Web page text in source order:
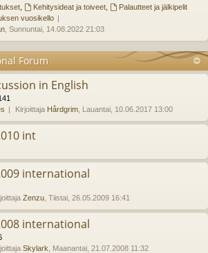
, Kehitysideat ja toiveet,
Palautteet ja jälkipelit
vuosikello
, Sunnuntai, 14.08.2022 21:03
Forum
in English
Kirjoittaja Hårdgrim , Lauantai, 10.06.2017 13:00
int
international
Zenzu , Tiistai, 26.05.2009 16:41
international
Skylark , Maanantai, 21.07.2008 11:32